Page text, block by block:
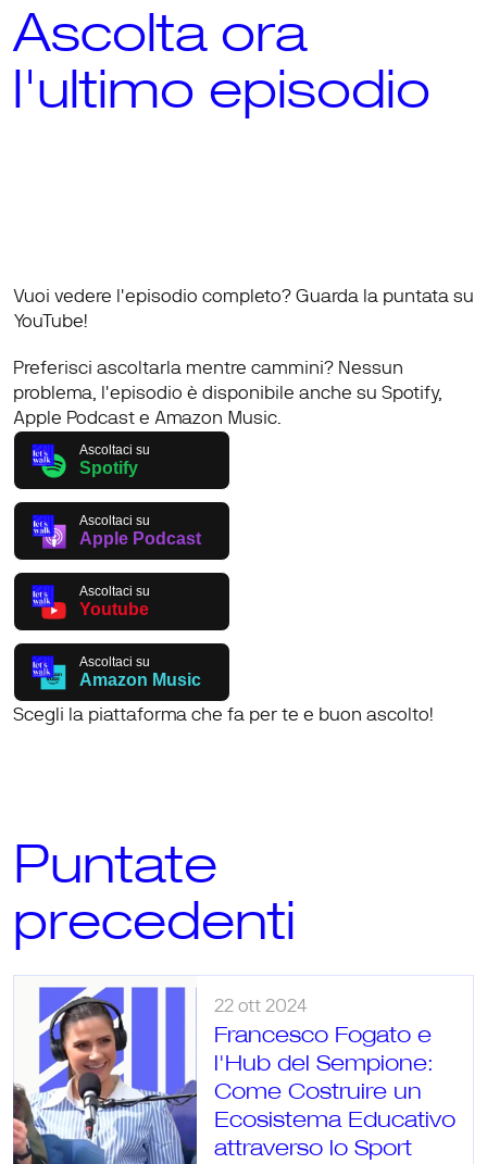
Ascolta ora
l'ultimo episodio
Vuoi vedere l'episodio completo? Guarda la puntata su
YouTube!
Preferisci ascoltarla mentre cammini? Nessun
problema, l'episodio è disponibile anche su Spotify
Apple Podcast e Amazon Music
Ascoltaci su
Spotify
Ascoltaci su
Apple Podcast
Ascoltaci su
Youtube
Ascoltaci su
Amazon Music
Scegli la piattaforma che fa per te e buon ascolto!
Puntate
precedenti
22 ott 2024
Francesco Fogato e
l'Hub del Sempione:
Come Costruire un
Ecosistema Educativo
attraverso lo Sport